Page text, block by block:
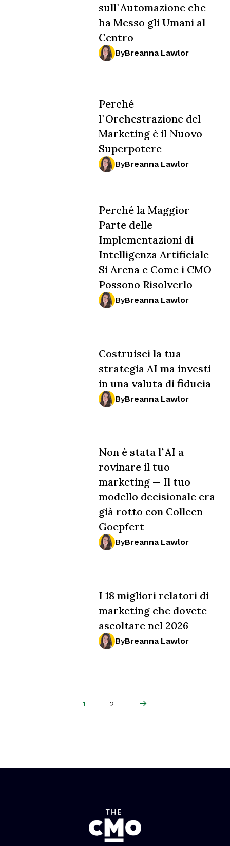
sull’Automazione che
ha Messo gli Umani al
Centro
ByBreanna Lawlor
Perché
l’Orchestrazione del
Marketing è il Nuovo
Superpotere
ByBreanna Lawlor
Perché la Maggior
Parte delle
Implementazioni di
Intelligenza Artificiale
Si Arena e Come i CMO
Possono Risolverlo
ByBreanna Lawlor
Costruisci la tua
strategia AI ma investi
in una valuta di fiducia
ByBreanna Lawlor
Non è stata l’AI a
rovinare il tuo
marketing — Il tuo
modello decisionale era
già rotto con Colleen
Goepfert
ByBreanna Lawlor
I 18 migliori relatori di
marketing che dovete
ascoltare nel 2026
ByBreanna Lawlor
1 2